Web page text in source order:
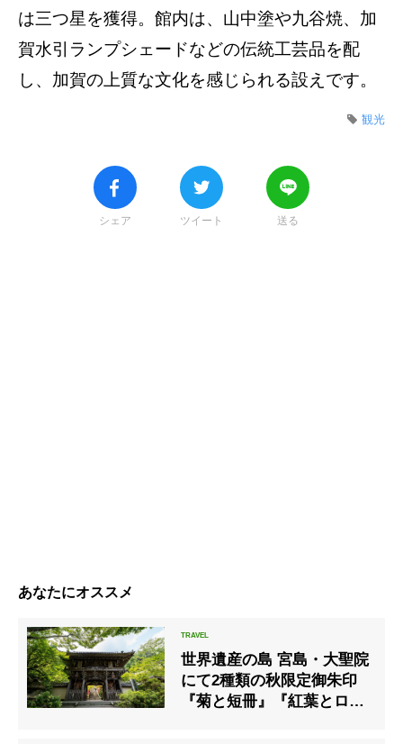
は三つ星を獲得。館内は、山中塗や九谷焼、加
賀水引ランプシェードなどの伝統工芸品を配
し、加賀の上質な文化を感じられる設えです。
観光
シェア ツイート 送る
あなたにオススメ
世界遺産の島 宮島・大聖院
にて2種類の秋限定御朱印
『菊と短冊』『紅葉とロウ